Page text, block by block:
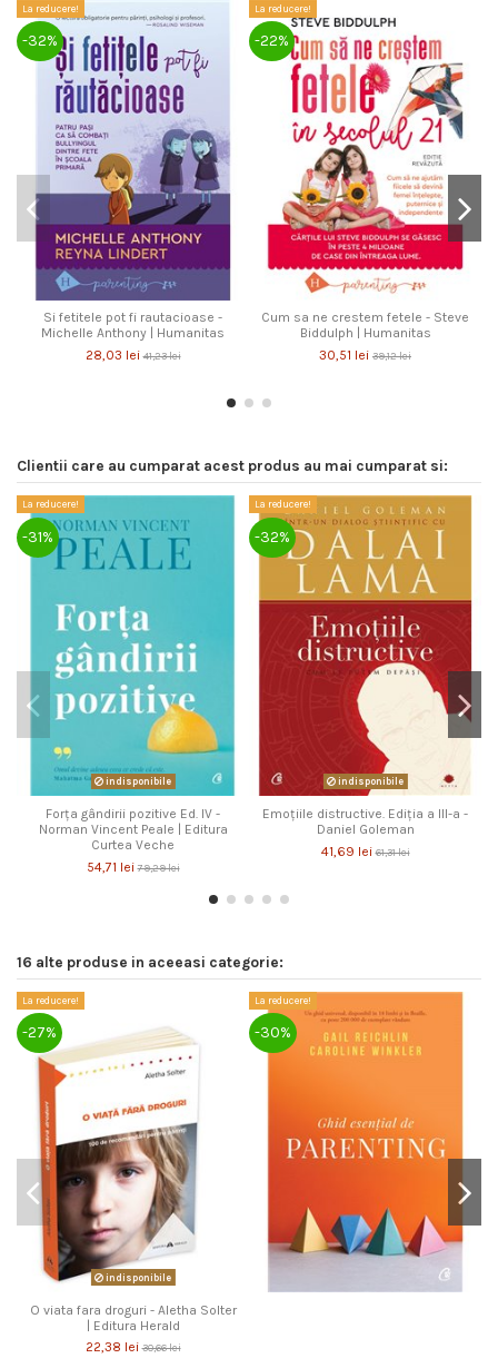
La reducere!
-32%
Si fetitele pot fi rautacioase -
Michelle Anthony | Humanitas
28,03 lei41,23 lei
La reducere!
-22%
Cum sa ne crestem fetele - Steve
Biddulph | Humanitas
30,51 lei 39,12 lei
Clientii care au cumparat acest produs au mai cumparat si:
La reducere!
-31%
indisponibile
Forța gândirii pozitive Ed. IV -
Norman Vincent Peale | Editura
Curtea Veche
54,71 lei79,29 lei
La reducere!
-32%
indisponibile
Emoţiile distructive. Ediţia a III-a -
Daniel Goleman
41,69 lei61,31 lei
16 alte produse in aceeasi categorie:
La reducere!
-27%
indisponibile
O viata fara droguri - Aletha Solter
| Editura Herald
22,38 lei30,66 lei
La reducere!
-30%